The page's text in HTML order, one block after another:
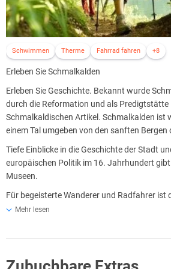
Schwimmen Therme Fahrrad fahren +8
Erleben Sie Schmalkalden
Erleben Sie Geschichte. Bekannt wurde
durch die Reformation und als Predigtstätte
Schmalkaldischen Artikel. Schmalkalden ist
einem Tal umgeben von den sanften Bergen
Tiefe Einblicke in die Geschichte der Stadt
europäischen Politik im 16. Jahrhundert
Museen.
Für begeisterte Wanderer und Radfahrer ist
Thüringen in perfekter Lage als
Straßen fahren und ein anspruchsvolles
Mehr lesen